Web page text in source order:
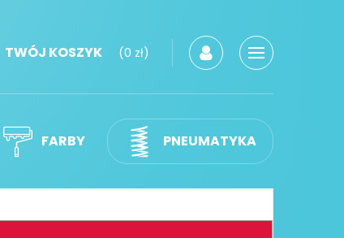
TWÓJ KOSZYK (0 zł)
FARBY PNEUMATYKA